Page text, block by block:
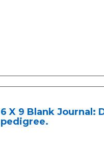
6 X 9 Blank Journal:
pedigree.